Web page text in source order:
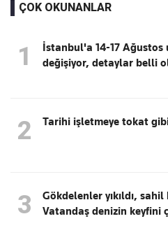
ÇOK OKUNANLAR
1
İstanbul'a 14-17 Ağustos
değişiyor, detaylar belli
2 Tarihi işletmeye tokat
3
Gökdelenler yıkıldı,
Vatandaş denizin keyfini